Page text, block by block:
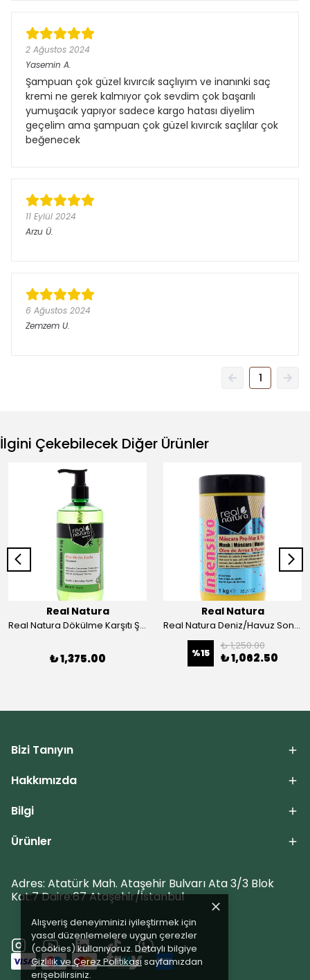
Alışveriş deneyiminizi iyileştirmek için
yasal düzenlemelere uygun çerezler
(cookies) kullanıyoruz. Detaylı bilgiye
Gizlilik ve Çerez Politikasısayfamızdan
erişebilirsiniz.
2 Ağustos 2024
Yasemin A.
Şampuan çok güzel kıvırcık saçlıyım ve inanınki saç
kremi ne gerek kalmıyor çok sevdim çok başarılı
yumuşacık yapıyor sadece kargo hatası diyelim
geçelim ama şampuan çok güzel kıvırcık saçlılar çok
beğenecek
11 Eylül 2024
Arzu Ü.
6 Ağustos 2024
Zemzem U.
1
İlgini Çekebilecek Diğer Ürünler
Real Natura
Real Natura Dökülme Karşıtı Şampuan
₺ 1,375.00
Real Natura
Real Natura Deniz/Havuz Sonrası İçin Tuzsuz Maske
%15
₺ 1,250.00
₺ 1,062.50
Bizi Tanıyın
Hakkımızda
Bilgi
Ürünler
Adres: Atatürk Mah. Ataşehir Bulvarı Ata 3/3 Blok
Kat:7 Daire:67 Ataşehir/İstanbul